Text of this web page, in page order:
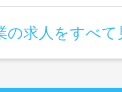
の求人をすべて